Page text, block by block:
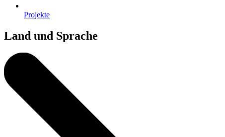
Projekte
Land und Sprache